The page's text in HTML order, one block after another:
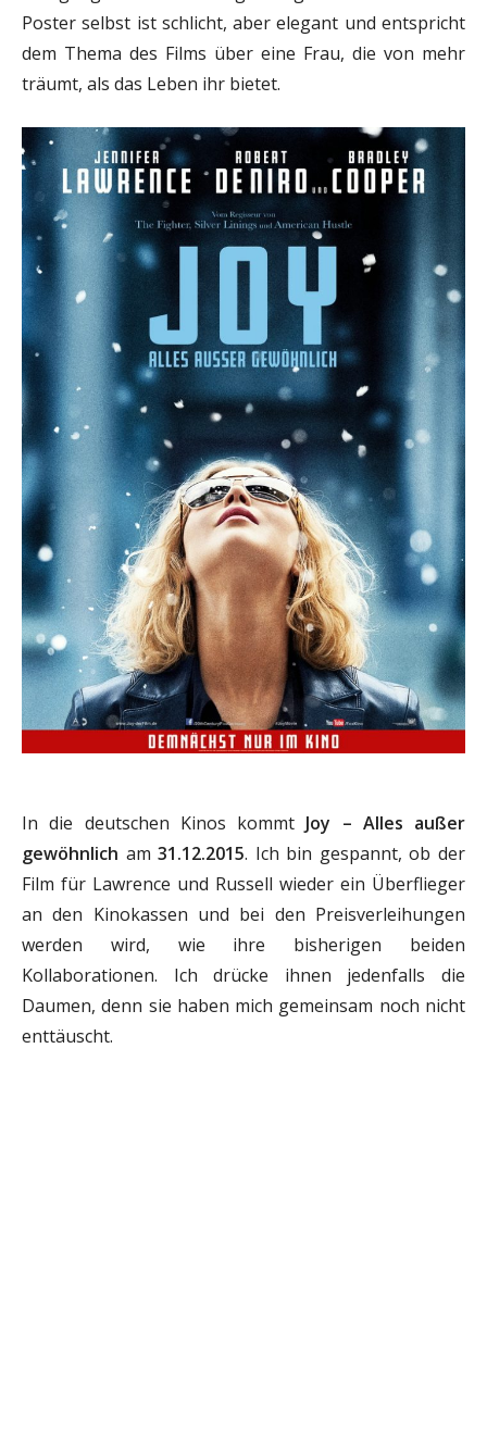
Poster selbst ist schlicht, aber elegant und entspricht
dem Thema des Films über eine Frau, die von mehr
träumt, als das Leben ihr bietet.
In die deutschen Kinos kommt Joy – Alles außer
gewöhnlich am31.12.2015. Ich bin gespannt, ob der
Film für Lawrence und Russell wieder ein Überflieger
an den Kinokassen und bei den Preisverleihungen
werden wird, wie ihre bisherigen beiden
Kollaborationen. Ich drücke ihnen jedenfalls die
Daumen, denn sie haben mich gemeinsam noch nicht
enttäuscht.